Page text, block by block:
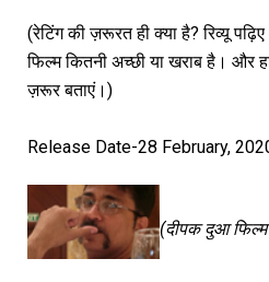
(रेटिंग की ज़रूरत ही क्या है? रिव्यू
फिल्म कितनी अच्छी या खराब है। और
ज़रूर बताएं।)
Release Date-28 February,
(दीपक दुआ फिल्म